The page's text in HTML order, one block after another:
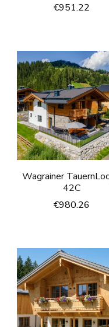
€951.22
Wagrainer
42C
€980.26